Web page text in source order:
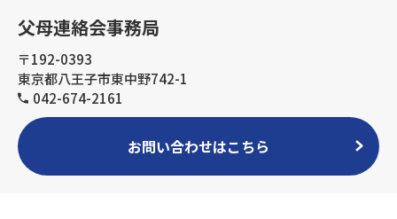
父母連絡会事務局
〒192-0393
東京都八王子市東中野742-1
042-674-2161
お問い合わせはこちら